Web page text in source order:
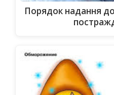
Порядок надання